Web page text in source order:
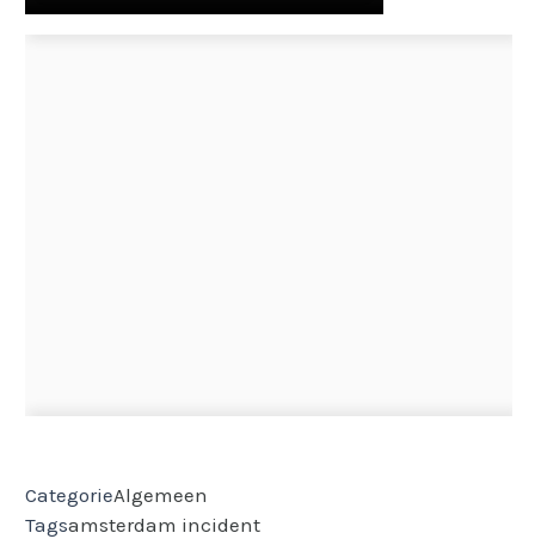
CategorieAlgemeen
Tagsamsterdam incident